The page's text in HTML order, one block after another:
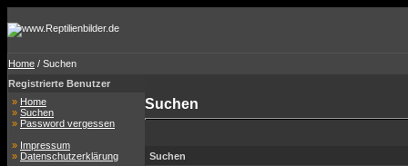
Home / Suchen
Registrierte Benutzer
» Home
» Suchen
» Password vergessen
» Impressum
» Datenschutzerklärung
Suchen
Suchen